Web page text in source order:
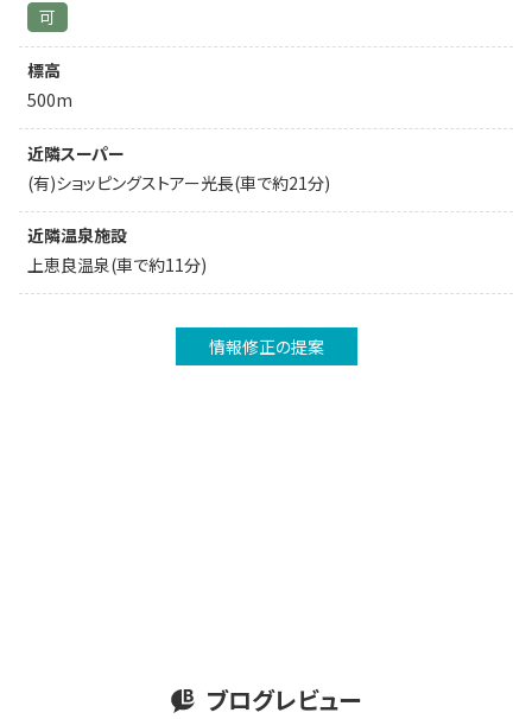
可
標高
500m
近隣スーパー
(有)ショッピングストアー光長(車で約21分)
近隣温泉施設
上恵良温泉(車で約11分)
情報修正の提案
ブログレビュー